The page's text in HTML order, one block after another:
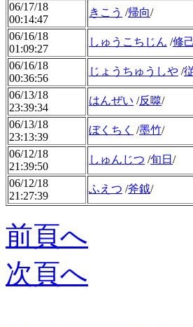
06/17/18
00:14:47
きこう /帰向/
06/16/18
01:09:27
しゅうこちじん /修
06/16/18
00:36:56
じょうちゅうしや /
06/13/18
23:39:34
はんぜい /反噬/
06/13/18
23:13:39
ぼくちく /墨竹/
06/12/18
21:39:50
しゅんじつ /旬日 /
06/12/18
21:27:39
ふえつ /斧鉞/
前頁へ
次頁へ